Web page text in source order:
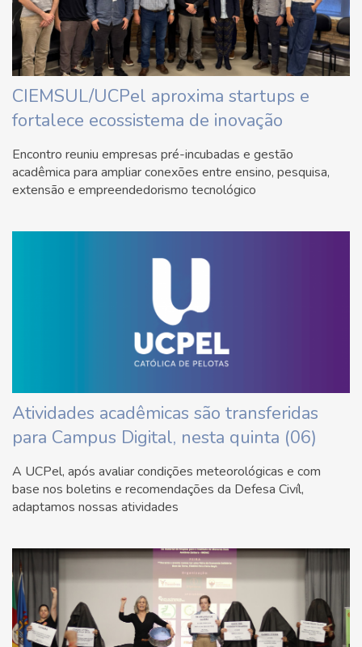
CIEMSUL/UCPel aproxima startups e
fortalece ecossistema de inovação
Encontro reuniu empresas pré-incubadas e gestão
acadêmica para ampliar conexões entre ensino, pesquisa,
extensão e empreendedorismo tecnológico
Atividades acadêmicas são transferidas
para Campus Digital, nesta quinta (06)
A UCPel, após avaliar condições meteorológicas e com
base nos boletins e recomendações da Defesa Civíl,
adaptamos nossas atividades